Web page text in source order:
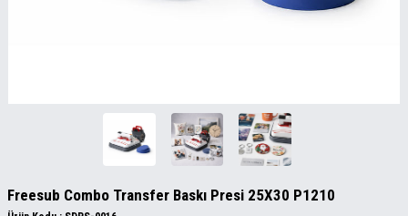
Freesub Combo Transfer Baskı Presi 25X30 P1210